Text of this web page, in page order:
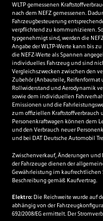
WLTP gemessenen
nach dem NEFZ gemessenen.
Fahrzeugbesteuerung
verpflichtend zu kommunizieren.
typgenehmigt sind, werden die
Angabe der WLTP-Werte kann bis
die NEFZ-Werte als Spannen
individuelles Fahrzeug und sind
Vergleichszwecken zwischen den
Zubehör (Anbauteile, Reifenformat
Rollwiderstand und Aerodynamik
sowie dem individuellen
Emissionen und die
zum offiziellen Kraftstoffverbrauch
Personenkraftwagen können dem
und den Verbrauch neuer
und bei DAT Deutsche Automobil
Zwischenverkauf, Änderungen und
der Fahrzeuge dienen der
Gewährleistung im kaufrechtlichen
Beschreibung gemäß Kaufvertrag.
Elektro: Die Reichweite wurde auf
abhängig von der
692/2008/EG ermittelt. Der